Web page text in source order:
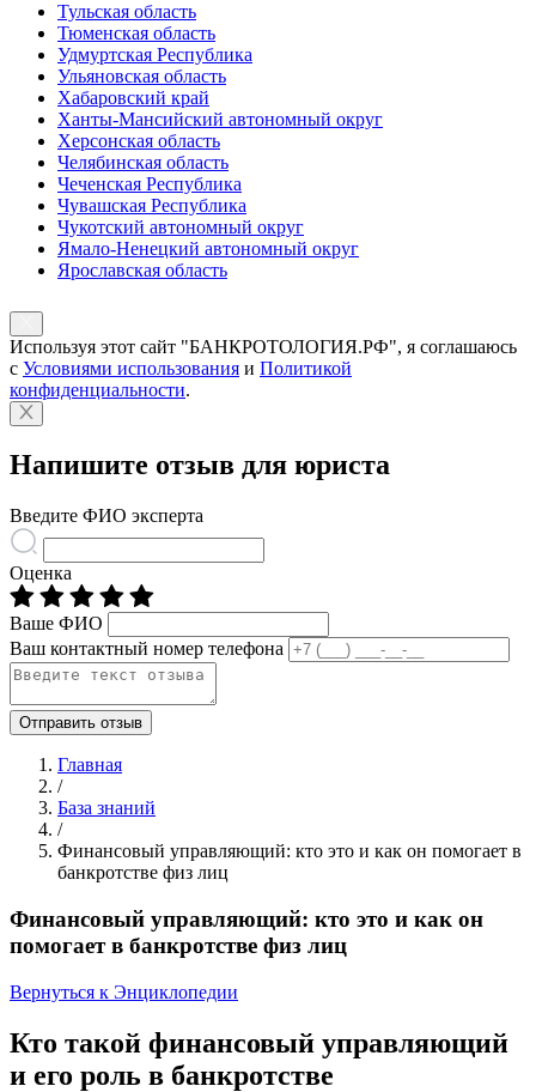
Тульская область
Тюменская область
Удмуртская Республика
Ульяновская область
Хабаровский край
Ханты-Мансийский автономный округ
Херсонская область
Челябинская область
Чеченская Республика
Чувашская Республика
Чукотский автономный округ
Ямало-Ненецкий автономный округ
Ярославская область
Используя этот сайт "БАНКРОТОЛОГИЯ.РФ", я соглашаюсь
с Условиями использования и Политикой
конфиденциальности.
Напишите отзыв для юриста
Введите ФИО эксперта
Оценка
Ваше ФИО
Ваш контактный номер телефона
Отправить отзыв
Главная
/
База знаний
/
Финансовый управляющий: кто это и как он помогает в
банкротстве физ лиц
Финансовый управляющий: кто это и как он
помогает в банкротстве физ лиц
Вернуться к Энциклопедии
Кто такой финансовый управляющий
и его роль в банкротстве